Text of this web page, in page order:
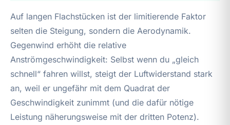
Auf langen Flachstücken ist der limitierende Faktor
selten die Steigung, sondern die Aerodynamik.
Gegenwind erhöht die relative
Anströmgeschwindigkeit: Selbst wenn du „gleich
schnell“ fahren willst, steigt der Luftwiderstand stark
an, weil er ungefähr mit dem Quadrat der
Geschwindigkeit zunimmt (und die dafür nötige
Leistung näherungsweise mit der dritten Potenz).